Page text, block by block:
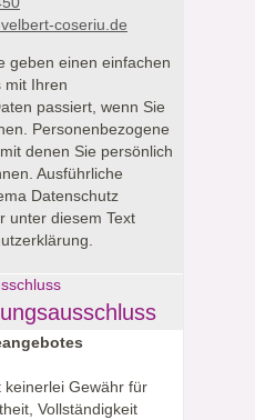
coseriu.de
geben einen einfachen
mit Ihren
passiert, wenn Sie
Personenbezogene
denen Sie persönlich
Ausführliche
Datenschutz
unter diesem Text
keinerlei Gewähr für
Vollständigkeit